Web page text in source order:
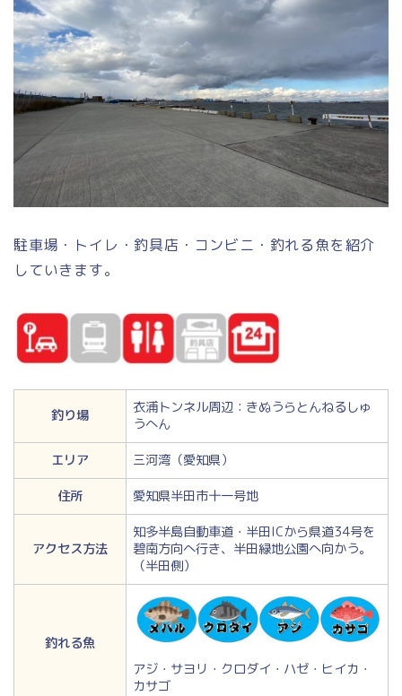
駐車場・トイレ・釣具店・コンビニ・釣れる魚を紹介
していきます。
釣り場
衣浦トンネル周辺：きぬうらとんねるしゅ
うへん
エリア
三河湾（愛知県）
住所
愛知県半田市十一号地
アクセス方法
知多半島自動車道・半田ICから県道34号を
碧南方向へ行き、半田緑地公園へ向かう。
（半田側）
釣れる魚
アジ・サヨリ・クロダイ・ハゼ・ヒイカ・
カサゴ